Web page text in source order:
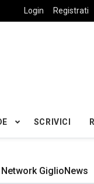
Login Registrati
SCRIVICI
GiglioNews